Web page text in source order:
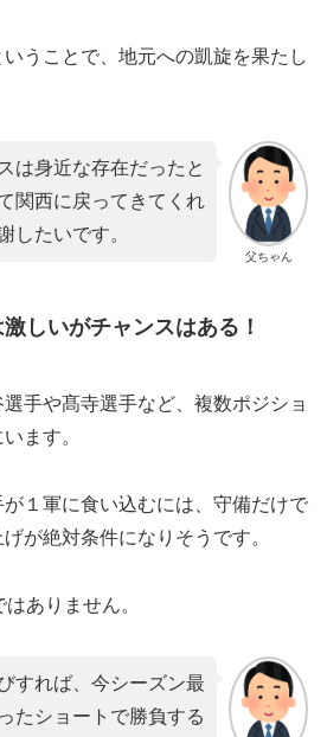
うことで、地元への凱旋を果たし
父ちゃん
は身近な存在だったと
関西に戻ってきてくれ
したいです。
しいがチャンスはある！
手や髙寺選手など、複数ポジショ
ます。
１軍に食い込むには、守備だけで
が絶対条件になりそうです。
ありません。
すれば、今シーズン最
たショートで勝負する